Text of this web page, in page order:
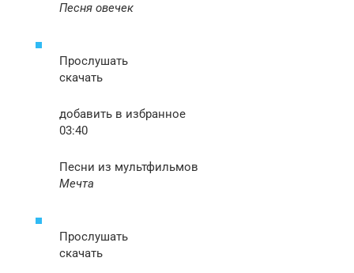
Песня овечек
Прослушать
скачать
добавить в избранное
03:40
Песни из мультфильмов
Мечта
Прослушать
скачать